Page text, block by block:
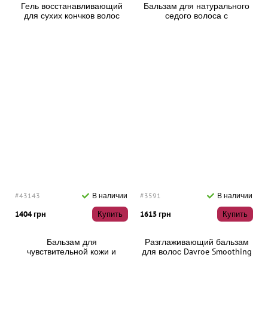
Гель восстанавливающий
для сухих кончков волос
Бальзам для натурального
седого волоса с
#43143 В наличии
1404 грн Купить
Бальзам для
чувствительной кожи и
#3591 В наличии
1615 грн Купить
Разглаживающий бальзам
для волос Davroe Smoothing